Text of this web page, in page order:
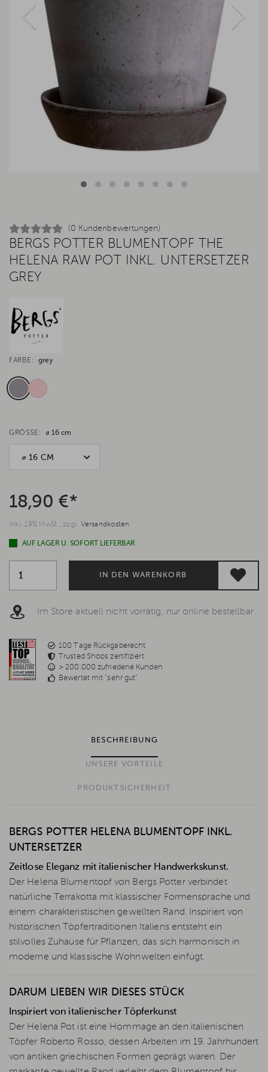
(0 Kundenbewertungen)
BERGS POTTER BLUMENTOPF THE
HELENA RAW POT INKL. UNTERSETZER
GREY
FARBE: grey
GRÖSSE: ⌀ 16 cm
⌀ 16 CM
18,90 €*
inkl. 19% MwSt., zzgl. Versandkosten
AUF LAGER U. SOFORT LIEFERBAR
IN DEN WARENKORB
Im Store aktuell nicht vorrätig, nur online bestellbar
100 Tage Rückgaberecht
Trusted Shops zertifiziert
> 200.000 zufriedene Kunden
Bewertet mit "sehr gut"
BESCHREIBUNG
UNSERE VORTEILE
PRODUKTSICHERHEIT
BERGS POTTER HELENA BLUMENTOPF INKL.
UNTERSETZER
Zeitlose Eleganz mit italienischer Handwerkskunst.
Der Helena Blumentopf von Bergs Potter verbindet
natürliche Terrakotta mit klassischer Formensprache und
einem charakteristischen gewellten Rand. Inspiriert von
historischen Töpfertraditionen Italiens entsteht ein
stilvolles Zuhause für Pflanzen, das sich harmonisch in
moderne und klassische Wohnwelten einfügt.
DARUM LIEBEN WIR DIESES STÜCK
Inspiriert von italienischer Töpferkunst
Der Helena Pot ist eine Hommage an den italienischen
Töpfer Roberto Rosso, dessen Arbeiten im 19. Jahrhundert
von antiken griechischen Formen geprägt waren. Der